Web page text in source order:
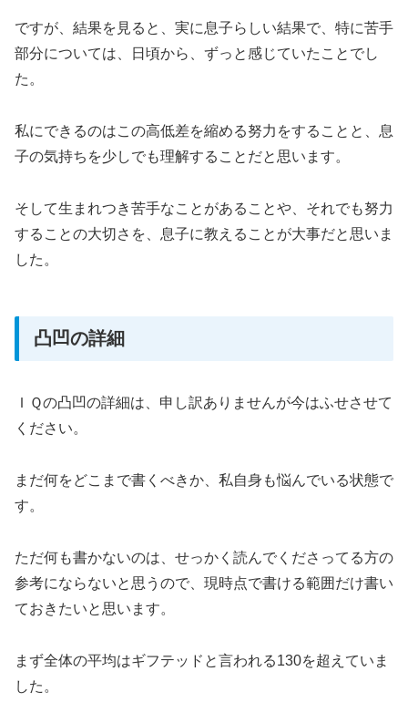
ですが、結果を見ると、実に息子らしい結果で、特に苦手
部分については、日頃から、ずっと感じていたことでし
た。
私にできるのはこの高低差を縮める努力をすることと、息
子の気持ちを少しでも理解することだと思います。
そして生まれつき苦手なことがあることや、それでも努力
することの大切さを、息子に教えることが大事だと思いま
した。
凸凹の詳細
ＩＱの凸凹の詳細は、申し訳ありませんが今はふせさせて
ください。
まだ何をどこまで書くべきか、私自身も悩んでいる状態で
す。
ただ何も書かないのは、せっかく読んでくださってる方の
参考にならないと思うので、現時点で書ける範囲だけ書い
ておきたいと思います。
まず全体の平均はギフテッドと言われる130を超えていま
した。